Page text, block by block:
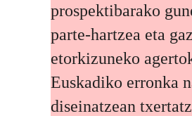
prospektibarako
parte-hartzea eta
etorkizuneko
Euskadiko erronka
diseinatzean